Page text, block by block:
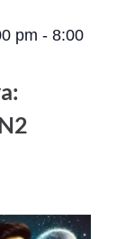
pm - 8:00